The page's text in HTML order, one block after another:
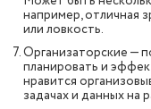
например, отличная
или ловкость.
Организаторские —
планировать и
нравится
задачах и данных на